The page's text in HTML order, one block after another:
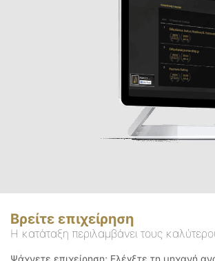
Βρείτε επιχείρηση
Η κατάταξη περιλαμβάνει τους
Ψάχνετε επιχείρηση; Ελέγξτε τη μηχανή